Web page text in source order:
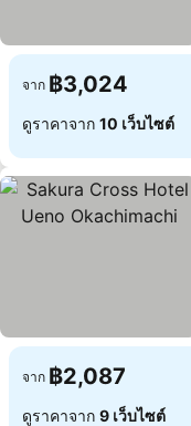
จาก ฿3,024
ดูราคาจาก 10 เว็บไซต์
จาก ฿2,087
ดูราคาจาก 9 เว็บไซต์